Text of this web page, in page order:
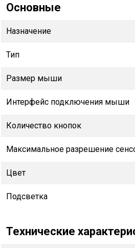
Основные
Назначение
Тип
Размер мыши
Интерфейс подключения мыши
Количество кнопок
Максимальное разрешение
Цвет
Подсветка
Технические